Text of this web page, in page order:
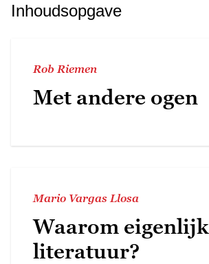
Inhoudsopgave
Rob Riemen
Met andere ogen
Mario Vargas Llosa
Waarom eigenlijk
literatuur?